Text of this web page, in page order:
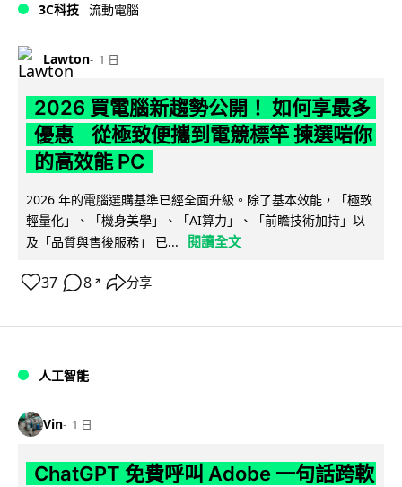
3C科技 流動電腦
Lawton 1 日
2026 買電腦新趨勢公開！ 如何享最多
優惠 從極致便攜到電競標竿 揀選啱你
的高效能 PC
2026 年的電腦選購基準已經全面升級。除了基本效能，「極致
輕量化」、「機身美學」、「AI算力」、「前瞻技術加持」以
及「品質與售後服務」 已...
閱讀全文
37 8 ↗ 分享
人工智能
Vin 1 日
ChatGPT 免費呼叫 Adobe 一句話跨軟